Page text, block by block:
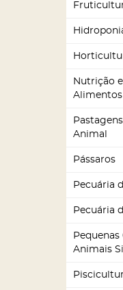
Nutrição
Alimentos
Animal
Pássaros
Pecuária
Pecuária
Pequenas
Animais